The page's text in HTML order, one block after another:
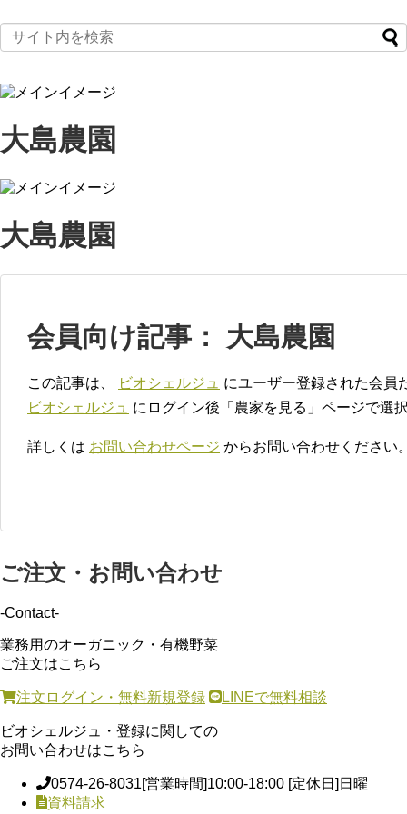
大島農園
大島農園
会員向け記事： 大島農園
この記事は、 ビオシェルジュ にユーザー登録された会員
ビオシェルジュ にログイン後「農家を見る」ページで選
詳しくは お問い合わせページ からお問い合わせください
ご注文・お問い合わせ
-Contact-
業務用のオーガニック・有機野菜
ご注文はこちら
注文ログイン・無料新規登録 LINEで無料相談
ビオシェルジュ・登録に関しての
お問い合わせはこちら
0574-26-8031[営業時間]10:00-18:00 [定休日]日曜
資料請求